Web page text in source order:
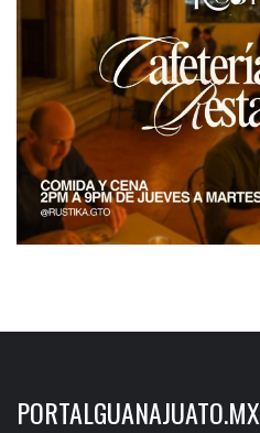
PORTALGUANAJUATO.MX